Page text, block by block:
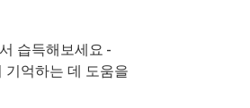
습득해보세요 -
기억하는 데 도움을